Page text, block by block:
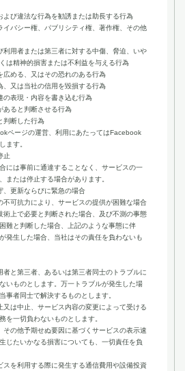
よび違法な行為を勧誘または助長する行為
イバシー権、パブリシティ権、著作権、その他
利用者または第三者に対する中傷、脅迫、いや
は精神的損害または不利益を与える行為
広める、又はその恐れのある行為
、又は当社の信用を毀損する行為
の表現・内容を書き込む行為
あると判断させる行為
判断した行為
ページの運営、利用にあたってはFacebook
ます。
止
には事前に通達することなく、サービスの一
または停止する場合があります。
、更新ならびに緊急の場合
不可抗力により、サービスの提供が困難な場合
術上で必要と判断された場合、及び不測の事態
難と判断した場合、上記のような事態に伴
発生した場合、当社はその責任を負わないも
者と第三者、あるいは第三者同士のトラブルに
いものとします。万一トラブルが発生した場
事者同士で解決するものとします。
又は中止、サービス内容の変更によって受ける
を一切負わないものとします。
その他予期せぬ要因に基づくサービスの表示速
じたいかなる損害についても、一切責任を負
スを利用する際に発生する通信費用や設備投資